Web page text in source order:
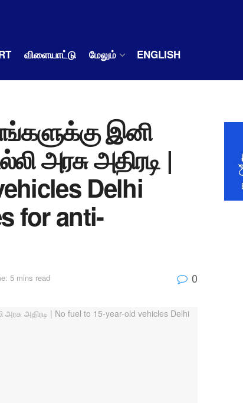
விளையாட்டு மேலும் ENGLISH
இனி
அரசு அதிரடி |
Delhi
for anti-
5 mins read 0